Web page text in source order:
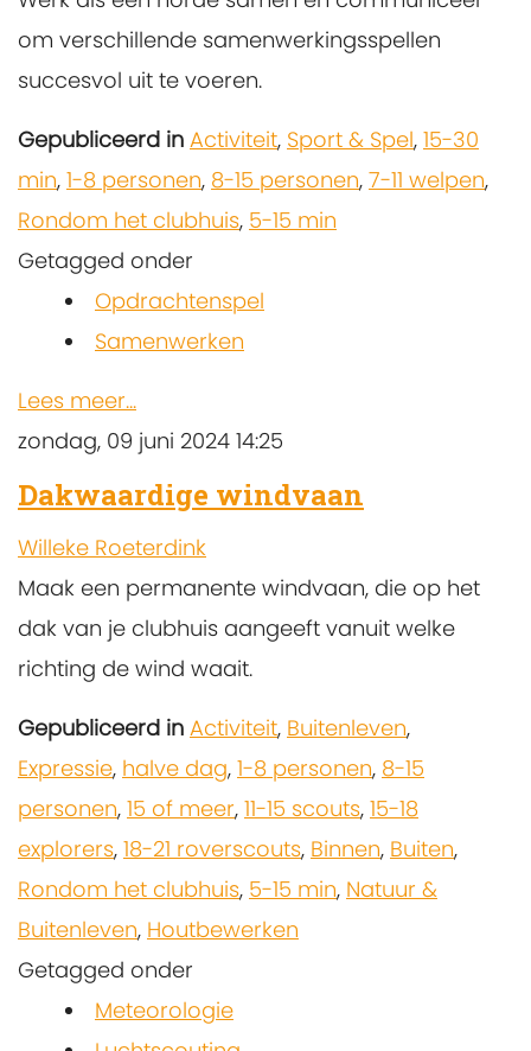
om verschillende samenwerkingsspellen
succesvol uit te voeren.
Gepubliceerd in Activiteit, Sport & Spel, 15-30
min, 1-8 personen, 8-15 personen, 7-11 welpen,
Rondom het clubhuis, 5-15 min
Getagged onder
Opdrachtenspel
Samenwerken
Lees meer...
zondag, 09 juni 2024 14:25
Dakwaardige windvaan
Willeke Roeterdink
Maak een permanente windvaan, die op het
dak van je clubhuis aangeeft vanuit welke
richting de wind waait.
Gepubliceerd in Activiteit, Buitenleven,
Expressie, halve dag, 1-8 personen, 8-15
personen, 15 of meer, 11-15 scouts, 15-18
explorers, 18-21 roverscouts, Binnen, Buiten,
Rondom het clubhuis, 5-15 min, Natuur &
Buitenleven, Houtbewerken
Getagged onder
Meteorologie